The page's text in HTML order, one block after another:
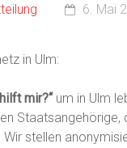
6. Mai
in Ulm:
mir?“um in Ulm
Staatsangehörige,
stellen